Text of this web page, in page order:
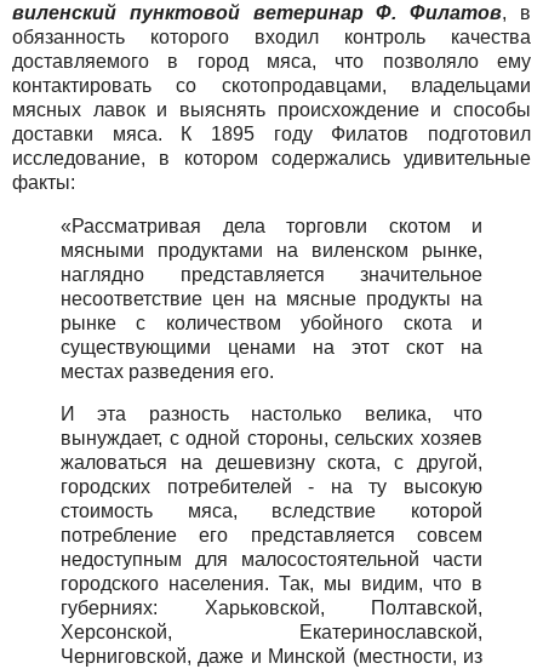
виленский пунктовой ветеринар Ф. Филатов, в
обязанность которого входил контроль качества
доставляемого в город мяса, что позволяло ему
контактировать со скотопродавцами, владельцами
мясных лавок и выяснять происхождение и способы
доставки мяса. К 1895 году Филатов подготовил
исследование, в котором содержались удивительные
факты:
«Рассматривая дела торговли скотом и
мясными продуктами на виленском рынке,
наглядно представляется значительное
несоответствие цен на мясные продукты на
рынке с количеством убойного скота и
существующими ценами на этот скот на
местах разведения его.
И эта разность настолько велика, что
вынуждает, с одной стороны, сельских хозяев
жаловаться на дешевизну скота, с другой,
городских потребителей - на ту высокую
стоимость мяса, вследствие которой
потребление его представляется совсем
недоступным для малосостоятельной части
городского населения. Так, мы видим, что в
губерниях: Харьковской, Полтавской,
Херсонской, Екатеринославской,
Черниговской, даже и Минской (местности, из